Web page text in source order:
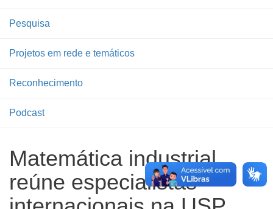
Pesquisa
Projetos em rede e temáticos
Reconhecimento
Podcast
Matemática industrial
reúne especialistas